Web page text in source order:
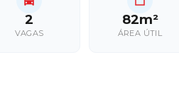
2
VAGAS
82m²
ÁREA ÚTIL